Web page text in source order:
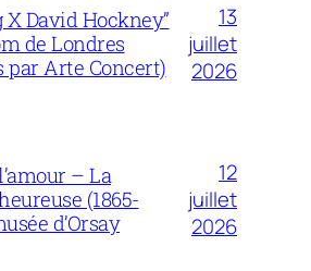
X David Hockney”
de Londres
par Arte Concert)
13
juillet
2026
– La
(1865-
d’Orsay
12
juillet
2026